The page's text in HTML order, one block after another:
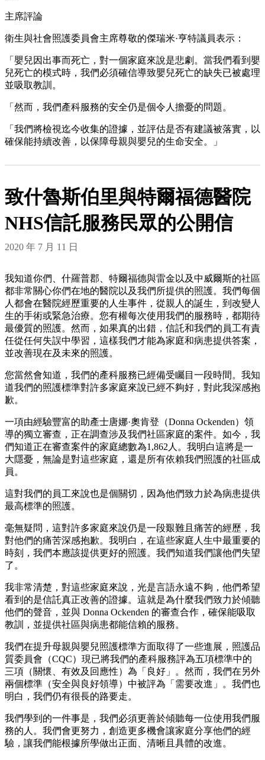
主席評論
衛生與社會照護委員會主席尊敬的傑瑞米·亨特議員表示：
「嬰兒因出事而死亡，對一個家庭來說是悲劇。當我們看到嬰
兒死亡的模式時，我們必須確信導致嬰兒死亡的缺失已被處理
並吸取教訓。
「然而，我們產科服務的安全仍是個令人擔憂的問題。
「我們將檢視迄今收集的證據，並評估是否有建議被落實，以
確保能持續改善，以保障母親與嬰兒的生命安全。」
致什魯斯伯里與特爾福德醫院
NHS信託服務民眾的公開信
2020 年 7 月 11 日
我知道你們、什羅普郡、特爾福德與雷金以及中威爾斯的社區
都非常關心你們在地的醫院以及我們所提供的照護。我們每個
人都會在醫院經歷重要的人生事件，從親人的誕生，到改變人
生的手術或緊急治療。您有權每次使用我們的服務時，都期待
最優質的照護。然而，如果真的出錯，信託和我們的員工有責
任從任何失誤中學習，這樣我們才能為家庭和病患提供答案，
並改善現在及未來的照護。
您當然會知道，我們的產科服務已經備受矚目一段時間。我知
道我們的照護標準對許多家庭來說已經不夠好，對此我深感抱
歉。
一項由經驗豐富的助產士唐娜·奧肯登（Donna Ockenden）領
導的獨立審查，正在調查涉及我們社區家庭的案件。如今，我
們知道正在審查案件的家庭總數為1,862人。我明白這將是一
大隱憂，無論是對這些家庭，還是所有依賴我們照護的社區成
員。
這對我們的員工來說也是個關切，因為他們致力於為病患提供
最高標準的照護。
毫無疑問，這對許多家庭來說仍是一段艱難且痛苦的經歷，我
對他們的痛苦深感抱歉。我明白，在這些家庭人生中最重要的
時刻，我們本應該提供更好的照護。我們知道我們讓他們失望
了。
我非常清楚，對這些家庭來說，光是言語永遠不夠，他們希望
看到的是信託真正改善的證據。這就是為什麼我們致力於傾聽
他們的聲音，並與 Donna Ockenden 的審查合作，確保能吸取
教訓，並提供社區與病患都能信賴的服務。
我們在提升母親與嬰兒照護標準方面取得了一些進展，照護品
質委員會（CQC）現已將我們的產科服務評為五項標準中的
三項（關懷、有效及回應性）為「良好」。然而，我們在另外
兩個標準（安全與良好領導）中被評為「需要改進」。我們也
明白，我們仍有很長的路要走。
我們學到的一件事是，我們必須更善於傾聽每一位使用我們服
務的人。我們會更努力，創造更多機會讓家庭分享他們的經
驗，讓我們能根據所學做出正面、清晰且具體的改進。